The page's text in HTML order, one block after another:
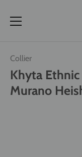
contenu
Collier
Khyta
Murano